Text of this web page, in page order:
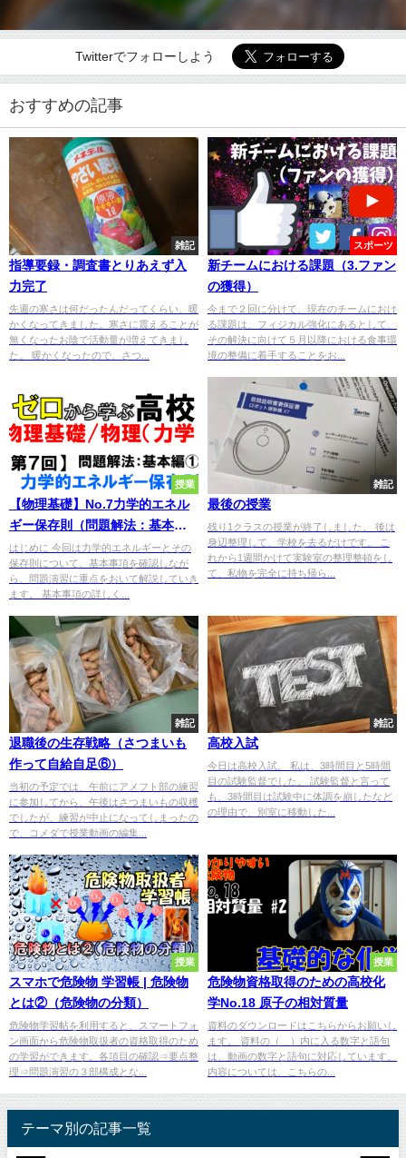
Twitterでフォローしよう
おすすめの記事
雑記
指導要録・調査書とりあえず入
力完了
先週の寒さは何だったんだってくらい、暖
かくなってきました。寒さに震えることが
無くなったお陰で活動量が増えてきまし
た。 暖かくなったので、さつ...
スポーツ
新チームにおける課題（3.ファン
の獲得）
今まで２回に分けて、現在のチームにおけ
る課題は、フィジカル強化にあるとして、
その解決に向けて５月以降における食事環
境の整備に着手することをお...
授業
【物理基礎】No.7力学的エネル
ギー保存則（問題解法：基本編
①）
はじめに 今回は力学的エネルギーとその
保存則について、基本事項を確認しなが
ら、問題演習に重点をおいて解説していき
ます。 基本事項の詳しく...
雑記
最後の授業
残り1クラスの授業が終了しました。 後は
身辺整理して、学校を去るだけです。 こ
れから1週間かけて実験室の整理整頓をし
て、私物を完全に持ち帰ら...
雑記
退職後の生存戦略（さつまいも
作って自給自足⑥）
当初の予定では、午前にアメフト部の練習
に参加してから、午後はさつまいもの収穫
でしたが、練習が中止になってしまったの
で、コメダで授業動画の編集...
雑記
高校入試
今日は高校入試。 私は、3時間目と5時間
目の試験監督でした。 試験監督と言って
も、3時間目は試験中に体調を崩したなど
の理由で、別室に移動した...
授業
スマホで危険物 学習帳 | 危険物
とは②（危険物の分類）
危険物学習帖を利用すると、スマートフォ
ン画面から危険物取扱者の資格取得のため
の学習ができます。各項目の確認⇒要点整
理⇒問題演習の３部構成とな...
授業
危険物資格取得のための高校化
学No.18 原子の相対質量
資料のダウンロードはこちらからお願いし
ます。 資料の（ ）内に入る数字と語句
は、動画の数字と語句に対応しています。
内容については、こちらの...
テーマ別の記事一覧